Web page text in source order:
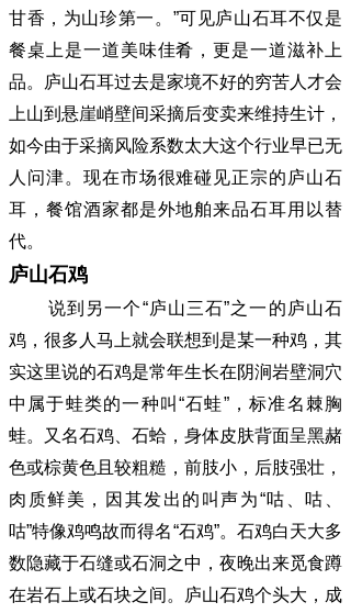
甘香，为山珍第一。”可见庐山石耳不仅是
餐桌上是一道美味佳肴，更是一道滋补上
品。庐山石耳过去是家境不好的穷苦人才会
上山到悬崖峭壁间采摘后变卖来维持生计，
如今由于采摘风险系数太大这个行业早已无
人问津。现在市场很难碰见正宗的庐山石
耳，餐馆酒家都是外地舶来品石耳用以替
代。
庐山石鸡
说到另一个“庐山三石”之一的庐山石
鸡，很多人马上就会联想到是某一种鸡，其
实这里说的石鸡是常年生长在阴涧岩壁洞穴
中属于蛙类的一种叫“石蛙”，标准名棘胸
蛙。又名石鸡、石蛤，身体皮肤背面呈黑赭
色或棕黄色且较粗糙，前肢小，后肢强壮，
肉质鲜美，因其发出的叫声为“咕、咕、
咕”特像鸡鸣故而得名“石鸡”。石鸡白天大多
数隐藏于石缝或石洞之中，夜晚出来觅食蹲
在岩石上或石块之间。庐山石鸡个头大，成